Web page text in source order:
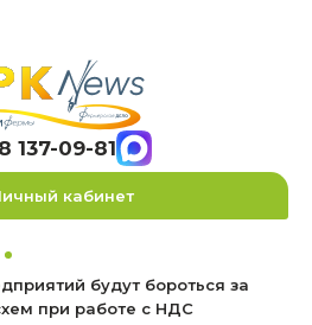
137-09-81
кабинет
будут бороться за
при работе с НДС